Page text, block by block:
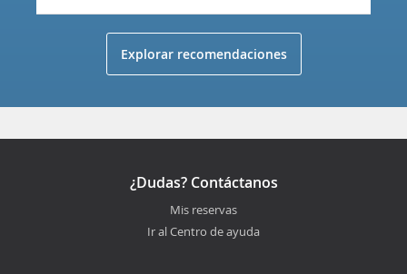
Explorar recomendaciones
¿Dudas? Contáctanos
Mis reservas
Ir al Centro de ayuda